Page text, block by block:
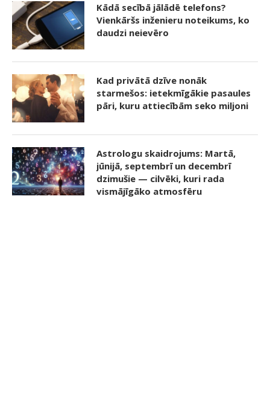
Kādā secībā jālādē telefons?
Vienkāršs inženieru noteikums, ko
daudzi neievēro
Kad privātā dzīve nonāk
starmešos: ietekmīgākie pasaules
pāri, kuru attiecībām seko miljoni
Astrologu skaidrojums: Martā,
jūnijā, septembrī un decembrī
dzimušie — cilvēki, kuri rada
vismājīgāko atmosfēru